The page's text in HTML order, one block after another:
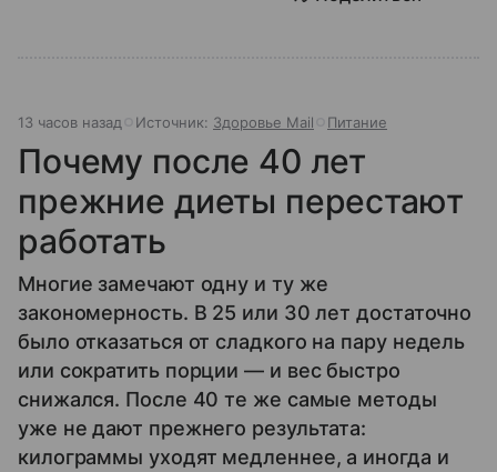
13 часов назад Источник: Здоровье Mail Питание
Почему после 40 лет
прежние диеты перестают
работать
Многие замечают одну и ту же
закономерность. В 25 или 30 лет достаточно
было отказаться от сладкого на пару недель
или сократить порции — и вес быстро
снижался. После 40 те же самые методы
уже не дают прежнего результата:
килограммы уходят медленнее, а иногда и